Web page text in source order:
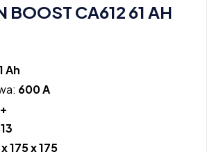
BOOST CA612 61 AH
Ah
600 A
175 x 175